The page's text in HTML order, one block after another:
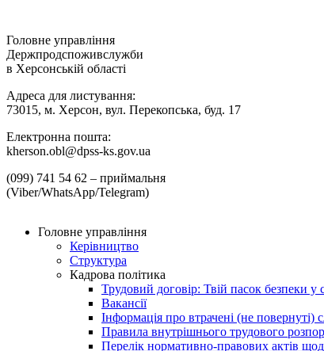
Головне управління
Держпродспоживслужби
в Херсонській області
Адреса для листування:
73015, м. Херсон, вул. Перекопська, буд. 17
Електронна пошта:
kherson.obl@dpss-ks.gov.ua
(099) 741 54 62 – приймальня
(Viber/WhatsApp/Telegram)
Головне управління
Керівництво
Структура
Кадрова політика
Трудовий договір: Твій пасок безпеки у
Вакансії
Інформація про втрачені (не повернуті)
Правила внутрішнього трудового
Перелік нормативно-правових актів